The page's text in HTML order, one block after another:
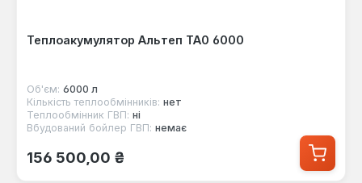
Теплоакумулятор Альтеп ТА0 6000
Об'єм: 6000 л
Кількість теплообмінників: нет
Теплообмінник ГВП: ні
Вбудований бойлер ГВП: немає
Звичайна ціна:
156 500,00 ₴